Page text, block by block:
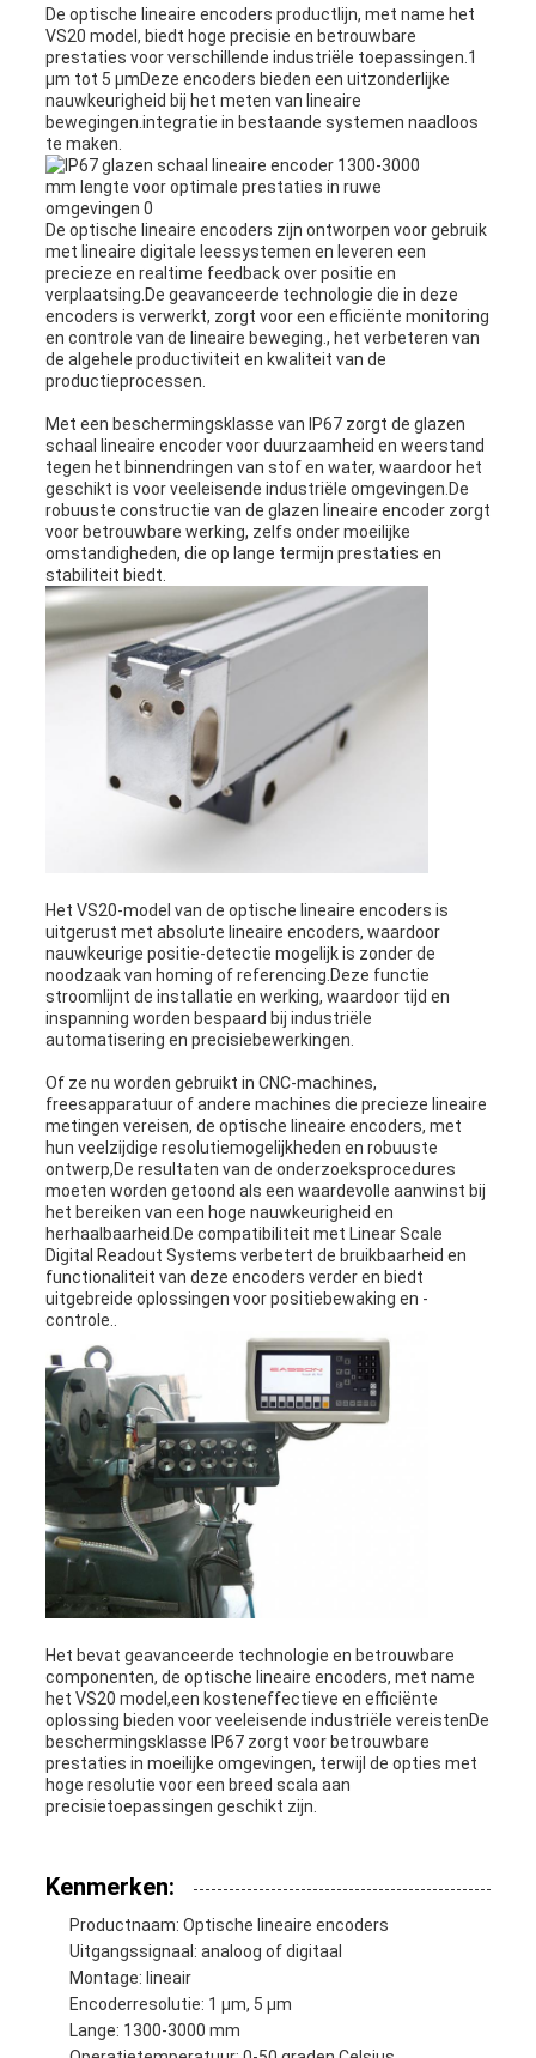
De optische lineaire encoders productlijn, met name het
VS20 model, biedt hoge precisie en betrouwbare
prestaties voor verschillende industriële toepassingen.1
μm tot 5 μmDeze encoders bieden een uitzonderlijke
nauwkeurigheid bij het meten van lineaire
bewegingen.integratie in bestaande systemen naadloos
te maken.
De optische lineaire encoders zijn ontworpen voor gebruik
met lineaire digitale leessystemen en leveren een
precieze en realtime feedback over positie en
verplaatsing.De geavanceerde technologie die in deze
encoders is verwerkt, zorgt voor een efficiënte monitoring
en controle van de lineaire beweging., het verbeteren van
de algehele productiviteit en kwaliteit van de
productieprocessen.
Met een beschermingsklasse van IP67 zorgt de glazen
schaal lineaire encoder voor duurzaamheid en weerstand
tegen het binnendringen van stof en water, waardoor het
geschikt is voor veeleisende industriële omgevingen.De
robuuste constructie van de glazen lineaire encoder zorgt
voor betrouwbare werking, zelfs onder moeilijke
omstandigheden, die op lange termijn prestaties en
stabiliteit biedt.
Het VS20-model van de optische lineaire encoders is
uitgerust met absolute lineaire encoders, waardoor
nauwkeurige positie-detectie mogelijk is zonder de
noodzaak van homing of referencing.Deze functie
stroomlijnt de installatie en werking, waardoor tijd en
inspanning worden bespaard bij industriële
automatisering en precisiebewerkingen.
Of ze nu worden gebruikt in CNC-machines,
freesapparatuur of andere machines die precieze lineaire
metingen vereisen, de optische lineaire encoders, met
hun veelzijdige resolutiemogelijkheden en robuuste
ontwerp,De resultaten van de onderzoeksprocedures
moeten worden getoond als een waardevolle aanwinst bij
het bereiken van een hoge nauwkeurigheid en
herhaalbaarheid.De compatibiliteit met Linear Scale
Digital Readout Systems verbetert de bruikbaarheid en
functionaliteit van deze encoders verder en biedt
uitgebreide oplossingen voor positiebewaking en -
controle..
Het bevat geavanceerde technologie en betrouwbare
componenten, de optische lineaire encoders, met name
het VS20 model,een kosteneffectieve en efficiënte
oplossing bieden voor veeleisende industriële vereistenDe
beschermingsklasse IP67 zorgt voor betrouwbare
prestaties in moeilijke omgevingen, terwijl de opties met
hoge resolutie voor een breed scala aan
precisietoepassingen geschikt zijn.
Kenmerken:
Productnaam: Optische lineaire encoders
Uitgangssignaal: analoog of digitaal
Montage: lineair
Encoderresolutie: 1 μm, 5 μm
Lange: 1300-3000 mm